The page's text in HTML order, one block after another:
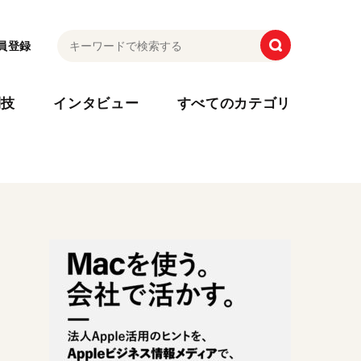
登録
インタビュー すべてのカテゴリ